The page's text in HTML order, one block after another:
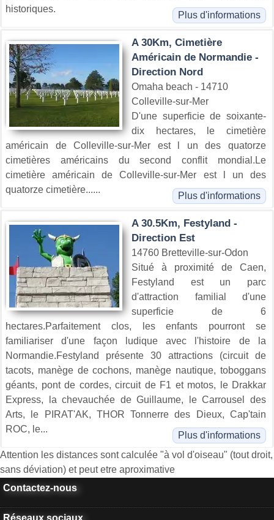
historiques.
Plus d'informations
A 30Km, Cimetière
Américain de Normandie -
Direction Nord
Omaha beach - 14710
Colleville-sur-Mer
D'une superficie de soixante-
dix hectares, le cimetière
américain de Colleville-sur-Mer est l un des quatorze
cimetières américains du second conflit mondial.Le
cimetière américain de Colleville-sur-Mer est l un des
quatorze cimetière......
Plus d'informations
A 30.5Km, Festyland -
Direction Est
14760 Bretteville-sur-Odon
Situé à proximité de Caen,
Festyland est un parc
d'attraction familial d'une
superficie de 6
hectares.Parfaitement clos, les enfants pourront se
familiariser d'une façon ludique avec l'histoire de la
Normandie.Festyland présente 30 attractions (circuit de
tacots, manège de cochons, manège nautique, toboggans
géants, pont de cordes, circuit de F1 et motos, le Drakkar
Express, la chevauchée de Guillaume, le Carrousel des
Arts, le PIRAT'AK, THOR Tonnerre des Dieux, Cap'tain
ROC, le...
Plus d'informations
Attention les distances sont calculée "à vol d'oiseau" (tout droit,
sans déviation) et peut etre aproximative
Contactez-nous
Réseaux sociaux